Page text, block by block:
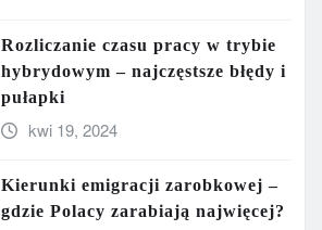
Rozliczanie czasu pracy w trybie
hybrydowym – najczęstsze błędy i
pułapki
kwi 19, 2024
Kierunki emigracji zarobkowej –
gdzie Polacy zarabiają najwięcej?